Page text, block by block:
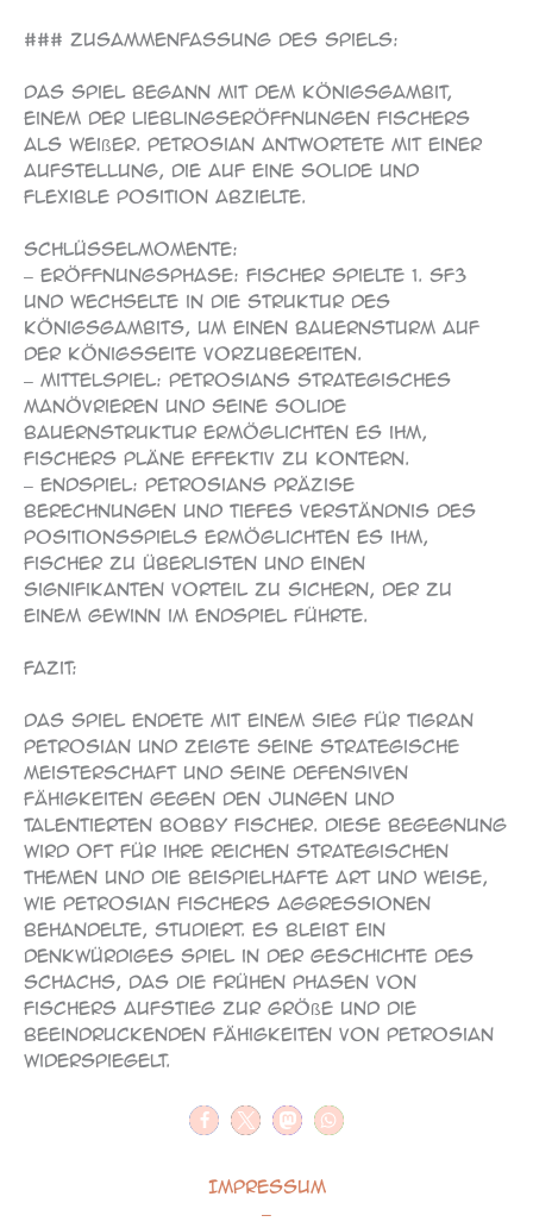
### Zusammenfassung des Spiels:
Das Spiel begann mit dem Königsgambit,
einem der Lieblingseröffnungen Fischers
als Weißer. Petrosian antwortete mit einer
Aufstellung, die auf eine solide und
flexible Position abzielte.
Schlüsselmomente:
– Eröffnungsphase: Fischer spielte 1. Sf3
und wechselte in die Struktur des
Königsgambits, um einen Bauernsturm auf
der Königsseite vorzubereiten.
– Mittelspiel: Petrosians strategisches
Manövrieren und seine solide
Bauernstruktur ermöglichten es ihm,
Fischers Pläne effektiv zu kontern.
– Endspiel: Petrosians präzise
Berechnungen und tiefes Verständnis des
Positionsspiels ermöglichten es ihm,
Fischer zu überlisten und einen
signifikanten Vorteil zu sichern, der zu
einem Gewinn im Endspiel führte.
Fazit:
Das Spiel endete mit einem Sieg für Tigran
Petrosian und zeigte seine strategische
Meisterschaft und seine defensiven
Fähigkeiten gegen den jungen und
talentierten Bobby Fischer. Diese Begegnung
wird oft für ihre reichen strategischen
Themen und die beispielhafte Art und Weise,
wie Petrosian Fischers Aggressionen
behandelte, studiert. Es bleibt ein
denkwürdiges Spiel in der Geschichte des
Schachs, das die frühen Phasen von
Fischers Aufstieg zur Größe und die
beeindruckenden Fähigkeiten von Petrosian
widerspiegelt.
Impressum
–